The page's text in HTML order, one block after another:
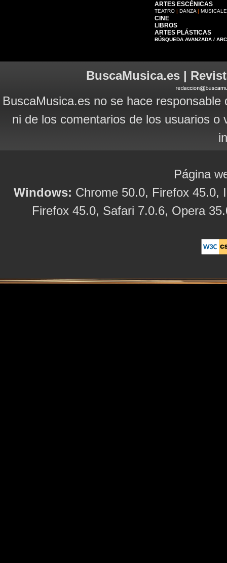
ARTES ESCÉNICAS
TEATRO | DANZA |
CINE
LIBROS
ARTES PLÁSTICAS
BÚSQUEDA AVANZADA /
BuscaMusica.es |
BuscaMusica.es no se hace
ni de los comentarios de los usuarios
Página
Windows: Chrome 50.0, Firefox 45.0,
Firefox 45.0, Safari 7.0.6, Opera